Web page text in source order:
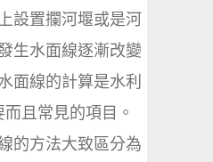
設置攔河堰或是河
生水面線逐漸改變
面線的計算是水利
且常見的項目。
的方法大致區分為